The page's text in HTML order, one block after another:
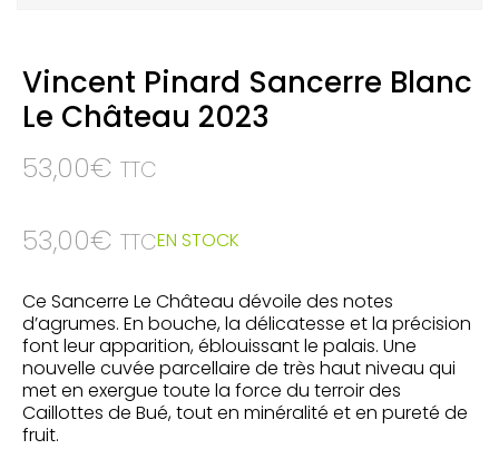
Vincent Pinard Sancerre Blanc
Le Château 2023
53,00€ TTC
53,00€ TTCEN STOCK
Ce Sancerre Le Château dévoile des notes
d’agrumes. En bouche, la délicatesse et la précision
font leur apparition, éblouissant le palais. Une
nouvelle cuvée parcellaire de très haut niveau qui
met en exergue toute la force du terroir des
Caillottes de Bué, tout en minéralité et en pureté de
fruit.